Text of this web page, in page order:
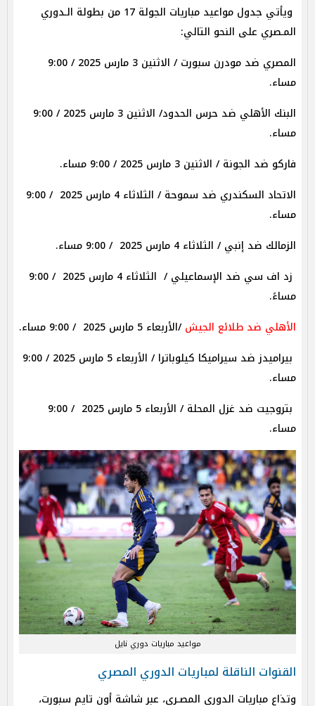
ويأتي جدول مواعيد مباريات الجولة 17 من بطولة الـدوري
المـصري على النحو التالي:
المصري ضد مودرن سبورت / الاثنين 3 مارس 2025 / 9:00
مساء.
البنك الأهلي ضد حرس الحدود/ الاثنين 3 مارس 2025 / 9:00
مساء.
فاركو ضد الجونة / الاثنين 3 مارس 2025 / 9:00 مساء.
الاتحاد السكندري ضد سموحة / الثلاثاء 4 مارس 2025 / 9:00
مساء.
الزمالك ضد إنبي / الثلاثاء 4 مارس 2025 / 9:00 مساء.
زد اف سي ضد الإسماعيلي / الثلاثاء 4 مارس 2025 / 9:00
مساءً.
الأهلي ضد طلائع الجيش/الأربعاء 5 مارس 2025 / 9:00 مساء.
بيراميدز ضد سيراميكا كيلوباترا / الأربعاء 5 مارس 2025 / 9:00
مساء.
بتروجيت ضد غزل المحلة / الأربعاء 5 مارس 2025 / 9:00
مساء.
مواعيد مباريات دوري نايل
القنوات الناقلة لمباريات الدوري المصري
وتذاع مباريات الدوري المصـري، عبر شاشة أون تايم سبورت،